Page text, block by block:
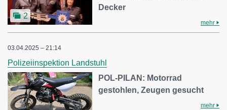
2
Decker
mehr
03.04.2025 – 21:14
Polizeiinspektion Landstuhl
POL-PILAN: Motorrad
gestohlen, Zeugen gesucht
mehr